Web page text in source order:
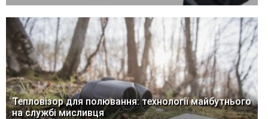
Тепловізор для полювання: технології майбутнього
на службі мисливця